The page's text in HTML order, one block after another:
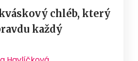
chléb, který
každý